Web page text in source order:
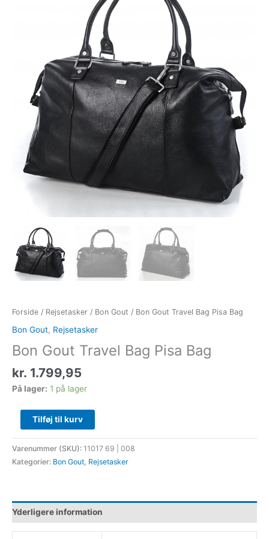
Forside / Rejsetasker / Bon Gout / Bon Gout Travel Bag Pisa Bag
Bon Gout, Rejsetasker
Bon Gout Travel Bag Pisa Bag
kr. 1.799,95
På lager: 1 på lager
Tilføj til kurv
Varenummer (SKU): 11017 69 | 008
Kategorier: Bon Gout Rejsetasker
Yderligere information